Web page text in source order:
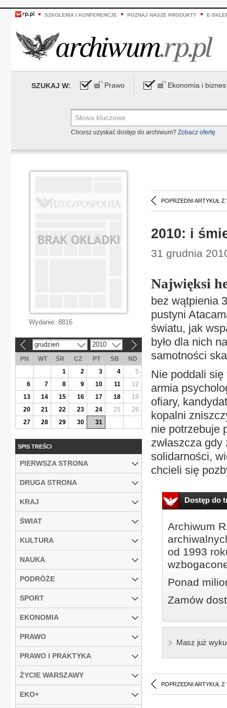
SZKOLENIA I KONFERENCJE POZNAJ NASZE PRODUKTY E-
SZUKAJ W: Prawo Ekonomia i biznes
Chcesz uzyskać dostęp do archiwum? Zobacz ofertę
POPRZEDNI ARTYKUŁ Z
2010: i
31 grudnia
Najwięksi
bez wątpienia
pustyni
światu, jak
było dla nich
samotności
Nie poddali się
armia
ofiary,
kopalni
nie potrzebuje
zwłaszcza
solidarności,
chcieli się
Dostęp do
Archiwum
od 1993
Ponad
Zamów
Masz już
POPRZEDNI ARTYKUŁ Z
Wydanie: 8816
grudzień 2010
PN WT ŚR CZ PT SB
ND
1
2 3 4
5
6
7 8 9 10 11
12
13
14 15 16 17 18
19
20
21 22 23 24 25
26
27
28 29 30 31
SPIS TREŚCI
PIERWSZA STRONA
DRUGA STRONA
KRAJ
ŚWIAT
KULTURA
NAUKA
PODRÓŻE
SPORT
EKONOMIA
PRAWO
PRAWO I PRAKTYKA
ŻYCIE WARSZAWY
EKO+